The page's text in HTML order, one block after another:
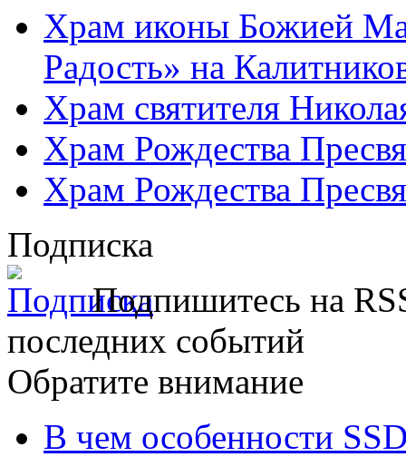
Храм иконы Божией
Радость» на
Храм святителя
Храм Рождества
Храм Рождества
Подписка
Подпишитесь на
последних событий
Обратите внимание
В чем особенности